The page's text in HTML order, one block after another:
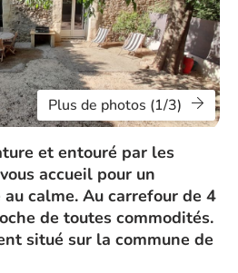
Plus de photos (1/3)
et entouré par les
accueil pour un
calme. Au carrefour de 4
de toutes commodités.
situé sur la commune de